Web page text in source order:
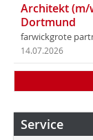
Architekt (m/
Dortmund
farwickgrote
14.07.2026
Service